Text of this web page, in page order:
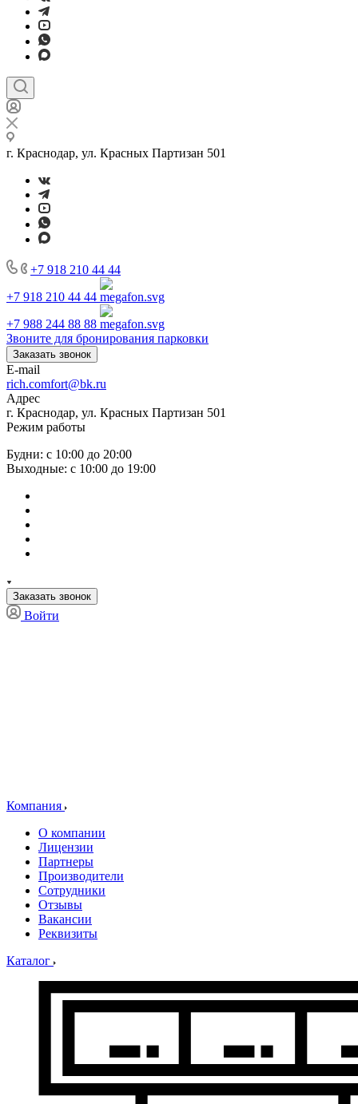
г. Краснодар, ул. Красных Партизан 501
+7 918 210 44 44
+7 918 210 44 44
+7 988 244 88 88
Звоните для бронирования парковки
Заказать звонок
E-mail
rich.comfort@bk.ru
Адрес
г. Краснодар, ул. Красных Партизан 501
Режим работы
Будни: с 10:00 до 20:00
Выходные: с 10:00 до 19:00
Заказать звонок
Войти
Компания
О компании
Лицензии
Партнеры
Производители
Сотрудники
Отзывы
Вакансии
Реквизиты
Каталог